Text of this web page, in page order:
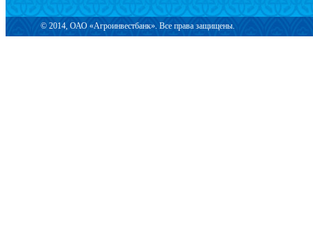
© 2014, ОАО «Агроинвестбанк». Все права защищены.